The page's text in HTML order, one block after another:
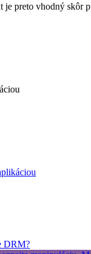
preto vhodný skôr
DRM?